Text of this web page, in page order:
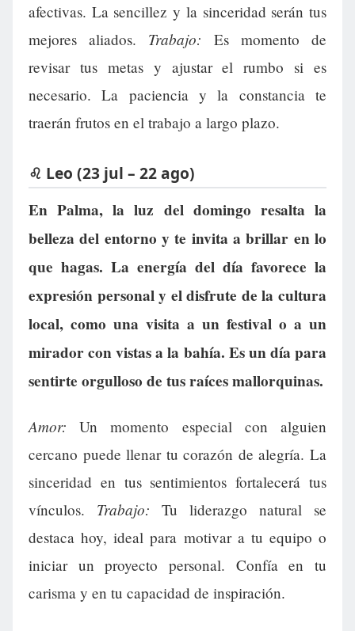
afectivas. La sencillez y la sinceridad serán tus
mejores aliados. Trabajo: Es momento de
revisar tus metas y ajustar el rumbo si es
necesario. La paciencia y la constancia te
traerán frutos en el trabajo a largo plazo.
♌ Leo (23 jul – 22 ago)
En Palma, la luz del domingo resalta la
belleza del entorno y te invita a brillar en lo
que hagas. La energía del día favorece la
expresión personal y el disfrute de la cultura
local, como una visita a un festival o a un
mirador con vistas a la bahía. Es un día para
sentirte orgulloso de tus raíces mallorquinas.
Amor: Un momento especial con alguien
cercano puede llenar tu corazón de alegría. La
sinceridad en tus sentimientos fortalecerá tus
vínculos. Trabajo: Tu liderazgo natural se
destaca hoy, ideal para motivar a tu equipo o
iniciar un proyecto personal. Confía en tu
carisma y en tu capacidad de inspiración.